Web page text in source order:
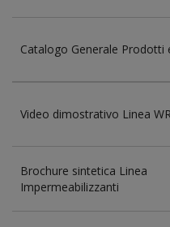
Catalogo Generale Prodotti
Video dimostrativo Linea
Brochure sintetica Linea
Impermeabilizzanti